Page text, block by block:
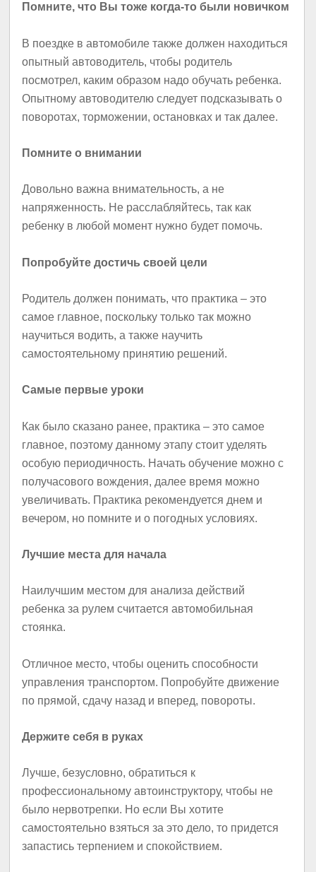
Помните, что Вы тоже когда-то были новичком
В поездке в автомобиле также должен находиться
опытный автоводитель, чтобы родитель
посмотрел, каким образом надо обучать ребенка.
Опытному автоводителю следует подсказывать о
поворотах, торможении, остановках и так далее.
Помните о внимании
Довольно важна внимательность, а не
напряженность. Не расслабляйтесь, так как
ребенку в любой момент нужно будет помочь.
Попробуйте достичь своей цели
Родитель должен понимать, что практика – это
самое главное, поскольку только так можно
научиться водить, а также научить
самостоятельному принятию решений.
Самые первые уроки
Как было сказано ранее, практика – это самое
главное, поэтому данному этапу стоит уделять
особую периодичность. Начать обучение можно с
получасового вождения, далее время можно
увеличивать. Практика рекомендуется днем и
вечером, но помните и о погодных условиях.
Лучшие места для начала
Наилучшим местом для анализа действий
ребенка за рулем считается автомобильная
стоянка.
Отличное место, чтобы оценить способности
управления транспортом. Попробуйте движение
по прямой, сдачу назад и вперед, повороты.
Держите себя в руках
Лучше, безусловно, обратиться к
профессиональному автоинструктору, чтобы не
было нервотрепки. Но если Вы хотите
самостоятельно взяться за это дело, то придется
запастись терпением и спокойствием.